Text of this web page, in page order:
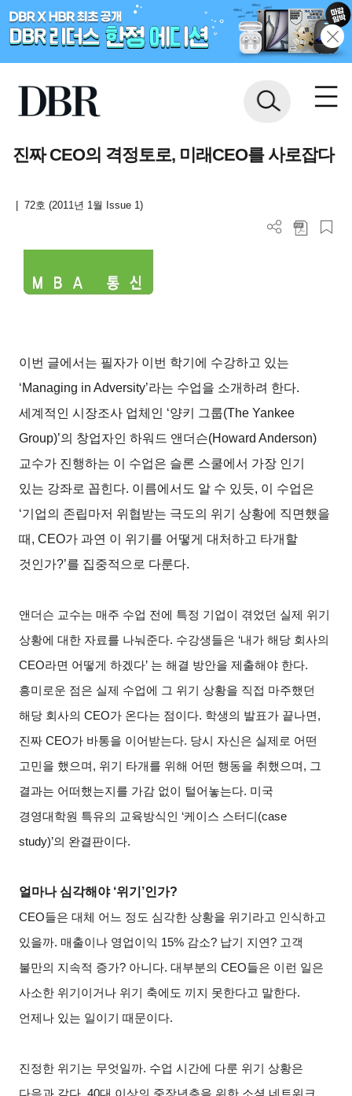
진짜 CEO의 격정토로, 미래CEO를 사로잡다
72호 (2011년 1월 Issue 1)
이번 글에서는 필자가 이번 학기에 수강하고 있는
‘Managing in Adversity’라는 수업을 소개하려 한다.
세계적인 시장조사 업체인 ‘양키 그룹(The Yankee
Group)’의 창업자인 하워드 앤더슨(Howard Anderson)
교수가 진행하는 이 수업은 슬론 스쿨에서 가장 인기
있는 강좌로 꼽힌다. 이름에서도 알 수 있듯, 이 수업은
‘기업의 존립마저 위협받는 극도의 위기 상황에 직면했을
때, CEO가 과연 이 위기를 어떻게 대처하고 타개할
것인가?’를 집중적으로 다룬다.
앤더슨 교수는 매주 수업 전에 특정 기업이 겪었던 실제 위기
상황에 대한 자료를 나눠준다. 수강생들은 ‘내가 해당 회사의
CEO라면 어떻게 하겠다’ 는 해결 방안을 제출해야 한다.
흥미로운 점은 실제 수업에 그 위기 상황을 직접 마주했던
해당 회사의 CEO가 온다는 점이다. 학생의 발표가 끝나면,
진짜 CEO가 바통을 이어받는다. 당시 자신은 실제로 어떤
고민을 했으며, 위기 타개를 위해 어떤 행동을 취했으며, 그
결과는 어떠했는지를 가감 없이 털어놓는다. 미국
경영대학원 특유의 교육방식인 ‘케이스 스터디(case
study)’의 완결판이다.
얼마나 심각해야 ‘위기’인가?
CEO들은 대체 어느 정도 심각한 상황을 위기라고 인식하고
있을까. 매출이나 영업이익 15% 감소? 납기 지연? 고객
불만의 지속적 증가? 아니다. 대부분의 CEO들은 이런 일은
사소한 위기이거나 위기 축에도 끼지 못한다고 말한다.
언제나 있는 일이기 때문이다.
진정한 위기는 무엇일까. 수업 시간에 다룬 위기 상황은